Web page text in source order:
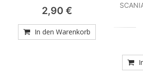
2,90 €
In den Warenkorb